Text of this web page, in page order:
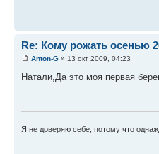
Re: Кому рожать осенью
Anton-G » 13 окт 2009, 04:23
Натали,Да это моя первая
Я не доверяю себе, потому что